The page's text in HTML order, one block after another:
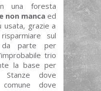
una foresta
non mancaed
usata, grazie a
sul
da parte per
trio
la base per
Stanze dove
dove